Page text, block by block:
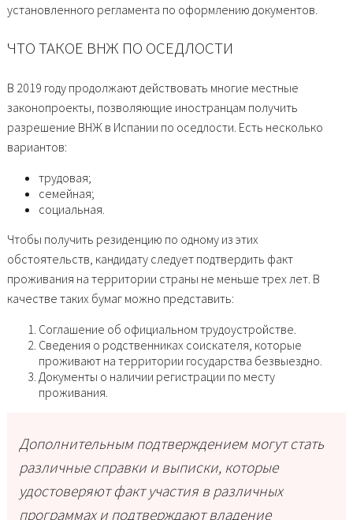
установленного регламента по оформлению документов.
ЧТО ТАКОЕ ВНЖ ПО ОСЕДЛОСТИ
В 2019 году продолжают действовать многие местные
законопроекты, позволяющие иностранцам получить
разрешение ВНЖ в Испании по оседлости. Есть несколько
вариантов:
трудовая;
семейная;
социальная.
Чтобы получить резиденцию по одному из этих
обстоятельств, кандидату следует подтвердить факт
проживания на территории страны не меньше трех лет. В
качестве таких бумаг можно представить:
Соглашение об официальном трудоустройстве.
Сведения о родственниках соискателя, которые
проживают на территории государства безвыездно.
Документы о наличии регистрации по месту
проживания.
Дополнительным подтверждением могут стать
различные справки и выписки, которые
удостоверяют факт участия в различных
программах и подтверждают владение